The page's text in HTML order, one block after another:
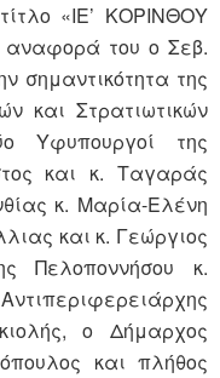
«ΙΕ’ ΚΟΡΙΝΘΟΥ
αναφορά του ο Σεβ.
σημαντικότητα της
και Στρατιωτικών
Υφυπουργοί της
και κ. Ταγαράς
κ. Μαρία-Ελένη
και κ. Γεώργιος
Πελοποννήσου κ.
ο Δήμαρχος
και πλήθος